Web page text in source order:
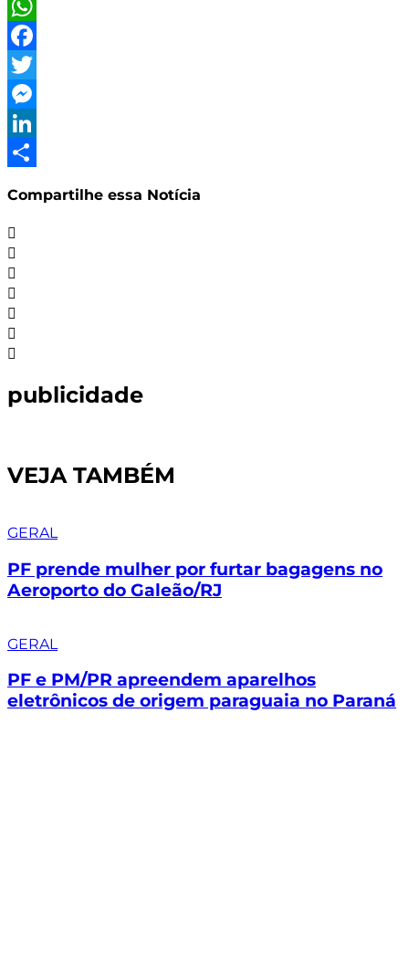
WhatsApp
Facebook
Twitter
Messenger
LinkedIn
Compartilhe essa Notícia
publicidade
VEJA TAMBÉM
GERAL
PF prende mulher por furtar bagagens no
Aeroporto do Galeão/RJ
GERAL
PF e PM/PR apreendem aparelhos
eletrônicos de origem paraguaia no Paraná